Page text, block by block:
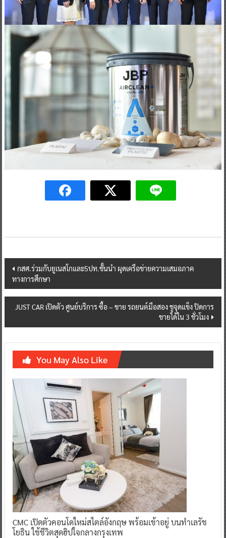
Post
navigation
กสศ.ร่วมกับยูเนสโกและ5ปท.ชั้นนำ ผุดเครือข่ายความเสมอภาค
ทางการศึกษา
JUST CAR เปิดตัว ศูนย์บริการ ซื้อ – ขาย รถยนต์มือสอง ชูจุดแข็ง ปิดการ
ขายได้ใน 3 ชั่วโมง
You May Also Like
CMC เปิดตัวคอนโดใหม่สไตล์อังกฤษ พร้อมเข้าอยู่ บนทำเลรัช
โยธิน ใช้ชีวิตสุดฮิปใจกลางกรุงเทพ